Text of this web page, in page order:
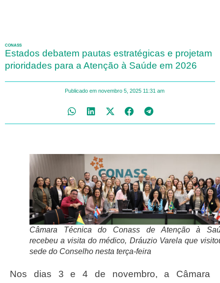
CONASS
Estados debatem pautas estratégicas e projetam
prioridades para a Atenção à Saúde em 2026
Publicado em novembro 5, 2025 11:31 am
Câmara Técnica do Conass de Atenção à
recebeu a visita do médico, Dráuzio Varela que
sede do Conselho nesta terça-feira
Nos dias 3 e 4 de novembro, a Câmara